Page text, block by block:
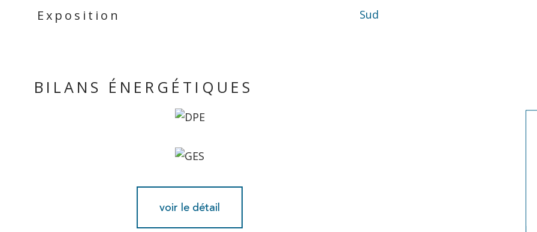
Exposition Sud
BILANS ÉNERGÉTIQUES
voir le détail